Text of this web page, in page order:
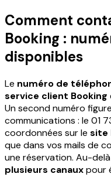
Comment
Booking :
disponibles
Le numéro de
service client Booking
Un second numéro
communications : le 01
coordonnées sur le site
que dans vos mails de
une réservation. Au-
plusieurs canauxpour